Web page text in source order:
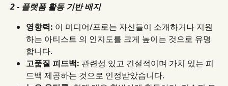
2 - 플랫폼 활동 기반 배지
영향력: 이 미디어/프로는 자신들이 소개하거나 지원
하는 아티스트 의 인지도를 크게 높이는 것으로 유명
합니다.
고품질 피드백: 관련성 있고 건설적이며 가치 있는 피
드백 제공하는 것으로 인정받았습니다.